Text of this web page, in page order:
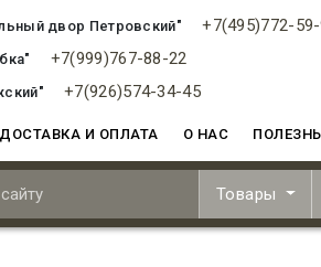
двор Петровский" +7(495)772-
+7(999)767-88-22
+7(926)574-34-45
ДОСТАВКА И ОПЛАТА О НАС
Товары